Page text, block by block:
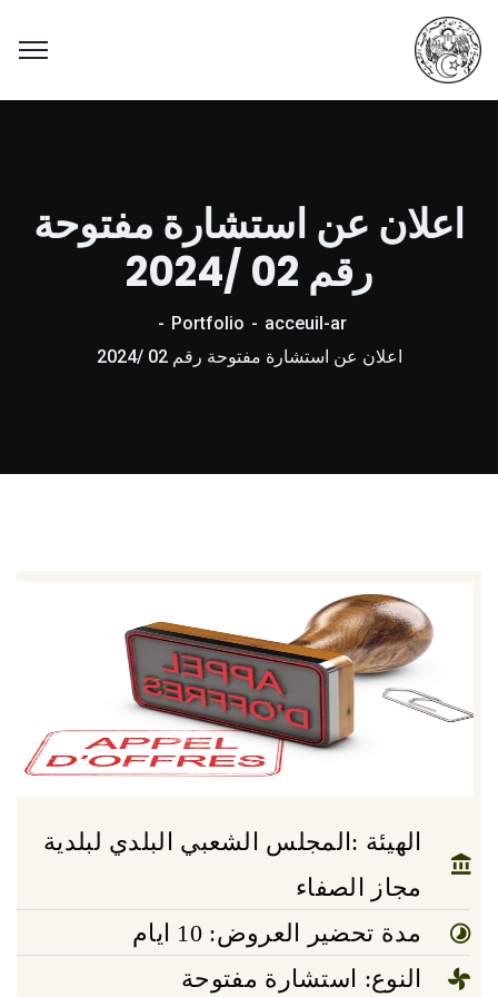
اعلان عن استشارة مفتوحة
رقم 02 /2024
acceuil-ar
Portfolio
اعلان عن استشارة مفتوحة رقم 02 /2024
الهيئة :المجلس الشعبي البلدي لبلدية
مجاز الصفاء
مدة تحضير العروض: 10 ايام
النوع: استشارة مفتوحة